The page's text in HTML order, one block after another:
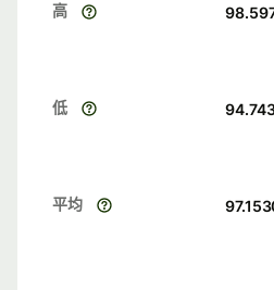
高
低
平均